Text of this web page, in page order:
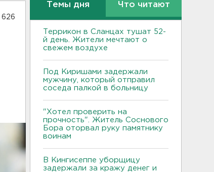
626
Темы дня Что читают
Террикон в Сланцах тушат 52-
й день. Жители мечтают о
свежем воздухе
Под Киришами задержали
мужчину, который отправил
соседа палкой в больницу
"Хотел проверить на
прочность". Житель Соснового
Бора оторвал руку памятнику
воинам
В Кингисеппе уборщицу
задержали за кражу денег и